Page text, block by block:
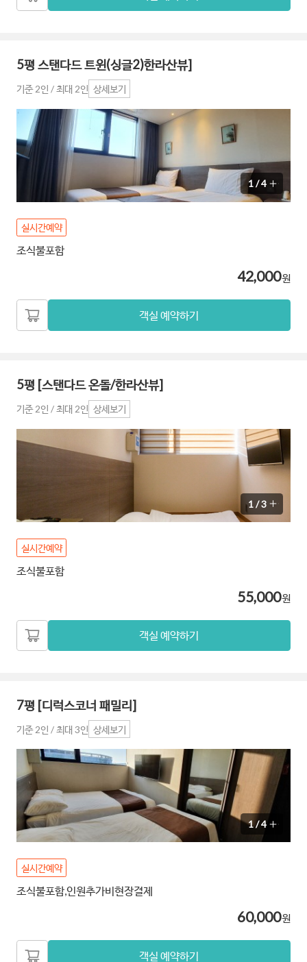
5평 스탠다드 트윈(싱글2)한라산뷰]
기준 2인 / 최대 2인 상세보기
1/4
실시간예약
조식불포함
42,000원
객실 예약하기
5평 [스탠다드 온돌/한라산뷰]
기준 2인 / 최대 2인 상세보기
1/3
실시간예약
조식불포함
55,000원
객실 예약하기
7평 [디럭스코너 패밀리]
기준 2인 / 최대 3인 상세보기
1/4
실시간예약
조식불포함,인원추가비현장결제
60,000원
객실 예약하기